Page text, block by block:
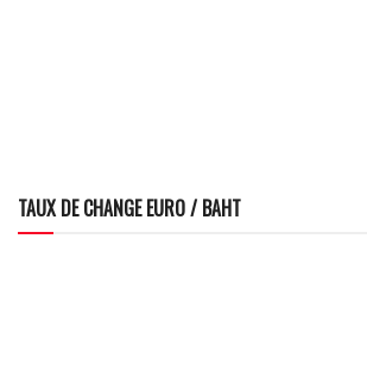
TAUX DE CHANGE EURO / BAHT